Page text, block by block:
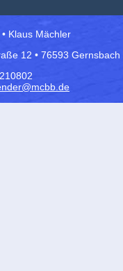
Klaus Mächler
12 • 76593 Gernsbach